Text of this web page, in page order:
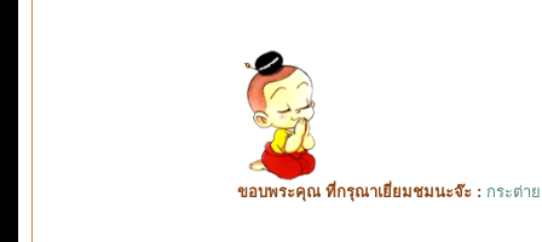
ขอบพระคุณ ที่กรุณาเยี่ยมชมนะจ๊ะ : กระต่า